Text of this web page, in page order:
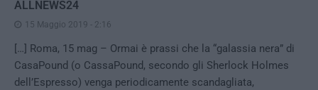
ALLNEWS24
15 Maggio 2019 - 2:16
[…] Roma, 15 mag – Ormai è prassi che la “galassia nera” di
CasaPound (o CassaPound, secondo gli Sherlock Holmes
dell’Espresso) venga periodicamente scandagliata,